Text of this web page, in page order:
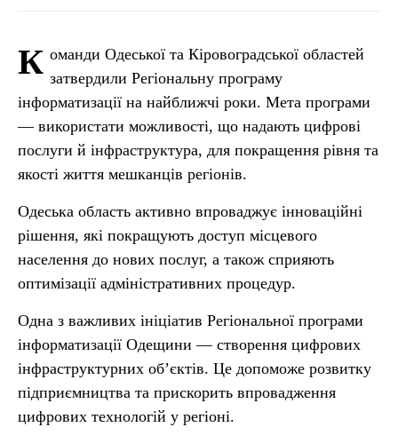
К оманди Одеської та Кіровоградської областей
затвердили Регіональну програму
інформатизації на найближчі роки. Мета програми
— використати можливості, що надають цифрові
послуги й інфраструктура, для покращення рівня та
якості життя мешканців регіонів.
Одеська область активно впроваджує інноваційні
рішення, які покращують доступ місцевого
населення до нових послуг, а також сприяють
оптимізації адміністративних процедур.
Одна з важливих ініціатив Регіональної програми
інформатизації Одещини — створення цифрових
інфраструктурних об’єктів. Це допоможе розвитку
підприємництва та прискорить впровадження
цифрових технологій у регіоні.